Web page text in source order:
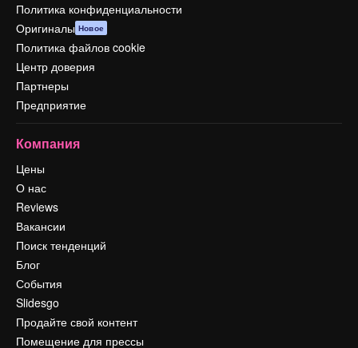
Политика конфиденциальности
Оригиналы Новое
Политика файлов cookie
Центр доверия
Партнеры
Предприятие
Компания
Цены
О нас
Reviews
Вакансии
Поиск тенденций
Блог
События
Slidesgo
Продайте свой контент
Помещение для прессы